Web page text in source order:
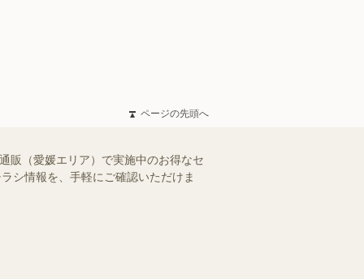
ページの先頭へ
販（愛媛エリア）で実施中のお得なセ
シ情報を、手軽にご確認いただけま